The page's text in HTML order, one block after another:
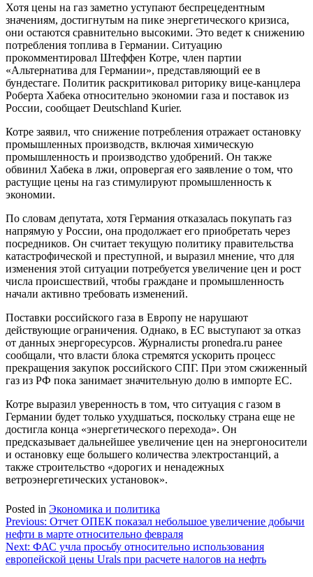
Хотя цены на газ заметно уступают беспрецедентным
значениям, достигнутым на пике энергетического кризиса,
они остаются сравнительно высокими. Это ведет к снижению
потребления топлива в Германии. Ситуацию
прокомментировал Штеффен Котре, член партии
«Альтернатива для Германии», представляющий ее в
бундестаге. Политик раскритиковал риторику вице-канцлера
Роберта Хабека относительно экономии газа и поставок из
России, сообщает Deutschland Kurier.
Котре заявил, что снижение потребления отражает остановку
промышленных производств, включая химическую
промышленность и производство удобрений. Он также
обвинил Хабека в лжи, опровергая его заявление о том, что
растущие цены на газ стимулируют промышленность к
экономии.
По словам депутата, хотя Германия отказалась покупать газ
напрямую у России, она продолжает его приобретать через
посредников. Он считает текущую политику правительства
катастрофической и преступной, и выразил мнение, что для
изменения этой ситуации потребуется увеличение цен и рост
числа происшествий, чтобы граждане и промышленность
начали активно требовать изменений.
Поставки российского газа в Европу не нарушают
действующие ограничения. Однако, в ЕС выступают за отказ
от данных энергоресурсов. Журналисты pronedra.ru ранее
сообщали, что власти блока стремятся ускорить процесс
прекращения закупок российского СПГ. При этом сжиженный
газ из РФ пока занимает значительную долю в импорте ЕС.
Котре выразил уверенность в том, что ситуация с газом в
Германии будет только ухудшаться, поскольку страна еще не
достигла конца «энергетического перехода». Он
предсказывает дальнейшее увеличение цен на энергоносители
и остановку еще большего количества электростанций, а
также строительство «дорогих и ненадежных
ветроэнергетических установок».
Posted in Экономика и политика
Навигация
по
записям
Previous: Отчет ОПЕК показал небольшое увеличение добычи
нефти в марте относительно февраля
Next: ФАС учла просьбу относительно использования
европейской цены Urals при расчете налогов на нефть